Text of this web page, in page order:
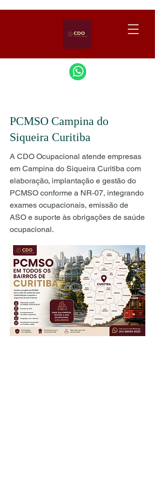
PCMSO Campina do
Siqueira Curitiba
A CDO Ocupacional atende empresas
em Campina do Siqueira Curitiba com
elaboração, implantação e gestão do
PCMSO conforme a NR-07, integrando
exames ocupacionais, emissão de
ASO e suporte às obrigações de saúde
ocupacional.